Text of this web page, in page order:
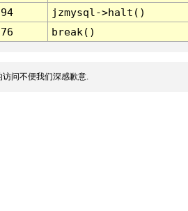
94
jzmysql->halt()
76 break()
问不便我们深感歉意.